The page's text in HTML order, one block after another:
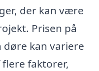
der kan være
Prisen på
kan variere
faktorer,